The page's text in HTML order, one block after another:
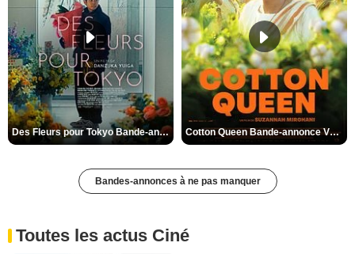
Des Fleurs pour Tokyo Bande-annonce VO STFR Cotton Queen Bande-annonce VO STFR
Bandes-annonces à ne pas manquer
Toutes les actus Ciné